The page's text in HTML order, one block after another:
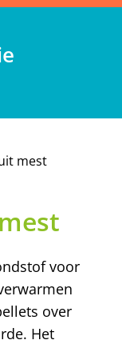
mest
voor
over
Het